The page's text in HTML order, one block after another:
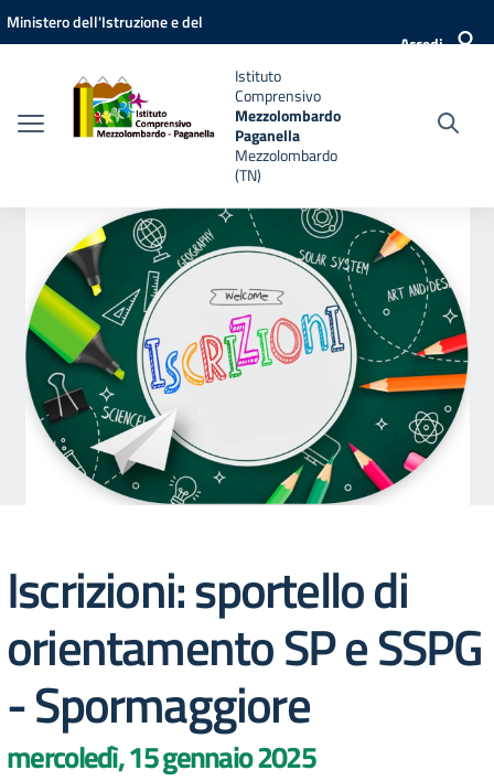
Vai ai contenuti
Vai al menu di navigazione
Vai al footer
Ministero dell'Istruzione e del
Accedi
Istituto
Comprensivo
Mezzolombardo
Paganella
Mezzolombardo
(TN)
Iscrizioni: sportello di
orientamento SP e SSPG
- Spormaggiore
mercoledì, 15 gennaio 2025